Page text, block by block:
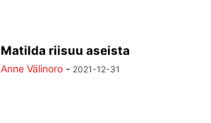
Matilda riisuu aseista
Anne Välinoro - 2021-12-31